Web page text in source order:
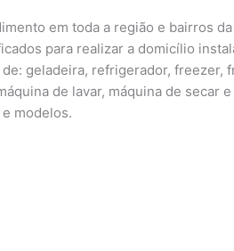
em toda a região e bairros
para realizar a domicílio
geladeira, refrigerador, freezer,
de lavar, máquina de secar
modelos.